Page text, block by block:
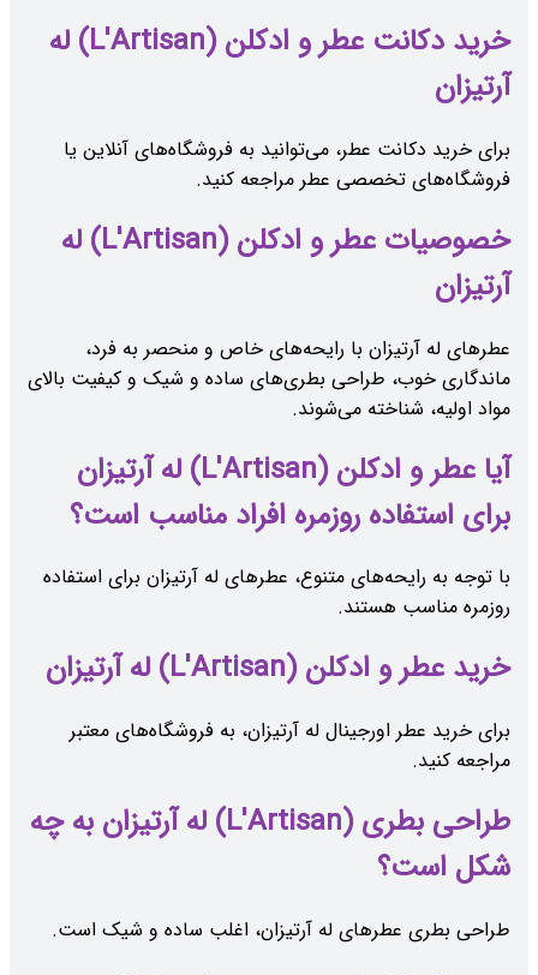
خرید دکانت عطر و ادکلن (L'Artisan) له
آرتیزان
برای خرید دکانت عطر، می‌توانید به فروشگاه‌های آنلاین یا
فروشگاه‌های تخصصی عطر مراجعه کنید.
خصوصیات عطر و ادکلن (L'Artisan) له
آرتیزان
عطرهای له آرتیزان با رایحه‌های خاص و منحصر به فرد،
ماندگاری خوب، طراحی بطری‌های ساده و شیک و کیفیت بالای
مواد اولیه، شناخته می‌شوند.
آیا عطر و ادکلن (L'Artisan) له آرتیزان
برای استفاده روزمره افراد مناسب است؟
با توجه به رایحه‌های متنوع، عطرهای له آرتیزان برای استفاده
روزمره مناسب هستند.
خرید عطر و ادکلن (L'Artisan) له آرتیزان
برای خرید عطر اورجینال له آرتیزان، به فروشگاه‌های معتبر
مراجعه کنید.
طراحی بطری (L'Artisan) له آرتیزان به چه
شکل است؟
طراحی بطری عطرهای له آرتیزان، اغلب ساده و شیک است.